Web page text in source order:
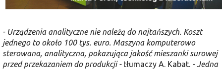
- Urządzenia analityczne nie należą do najtańszych. Koszt
jednego to około 100 tys. euro. Maszyna komputerowo
sterowana, analityczna, pokazują­ca jakość mieszanki surowej
przed przekazaniem do produkcji - tłumaczy A. Kabat. - Jedna